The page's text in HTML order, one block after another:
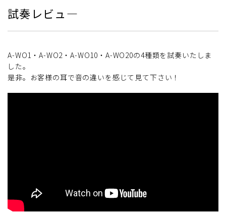
試奏レビュ―
A-WO1・A-WO2・A-WO10・A-WO20の4種類を試奏いたしま
した。
是非。お客様の耳で音の違いを感じて見て下さい！